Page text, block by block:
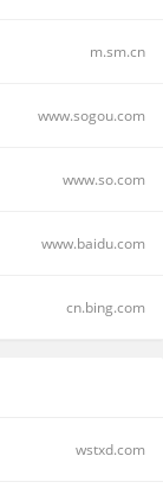
m.sm.cn
www.sogou.com
www.so.com
www.baidu.com
cn.bing.com
wstxd.com